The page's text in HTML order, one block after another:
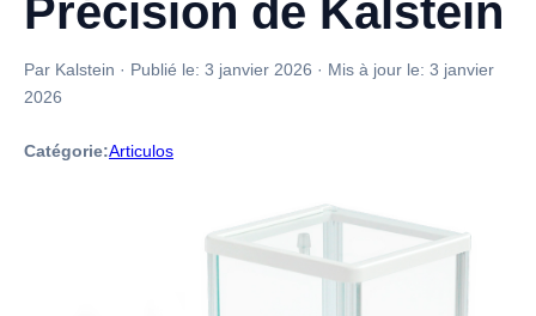
Précision de Kalstein
Par Kalstein · Publié le: 3 janvier 2026 · Mis à jour le: 3 janvier
2026
Catégorie:Articulos